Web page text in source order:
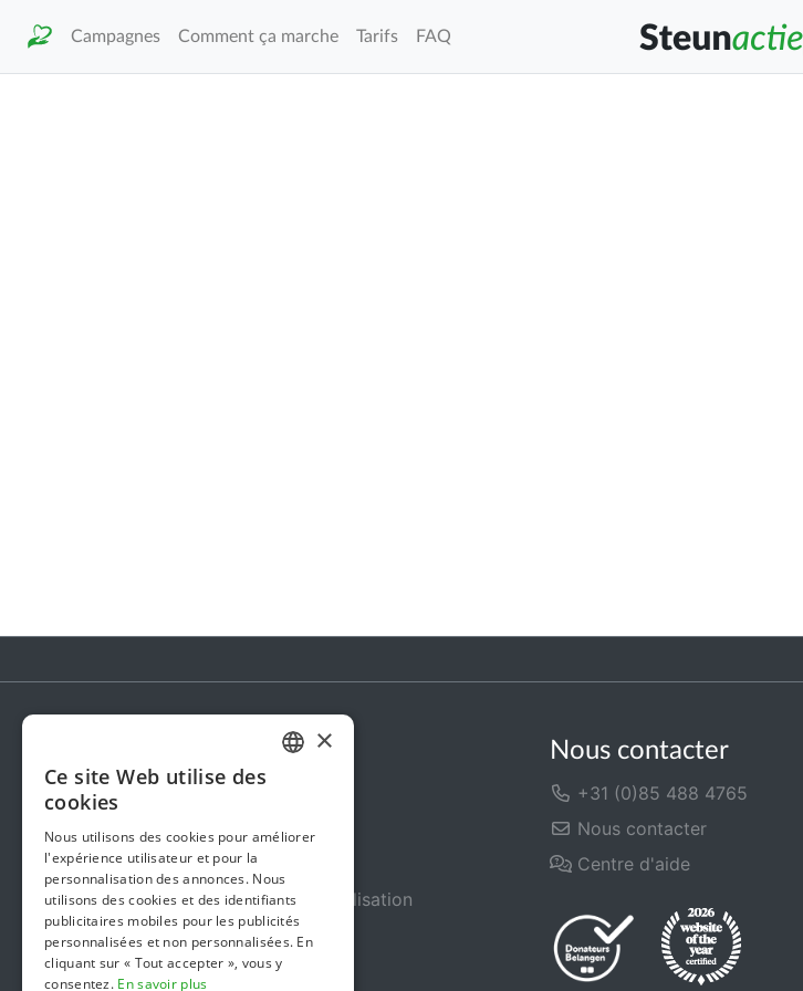
Campagnes Comment ça marche Tarifs FAQ
Dans les médias
Sécurité et fiabilité
Conditions Générales d’Utilisation
Confidentialité
Gestion des cookies
Nous contacter
+31 (0)85 488 4765
Nous contacter
Centre d'aide
×
Ce site Web utilise des
cookies
Nous utilisons des cookies pour améliorer
l'expérience utilisateur et pour la
personnalisation des annonces. Nous
utilisons des cookies et des identifiants
publicitaires mobiles pour les publicités
personnalisées et non personnalisées. En
cliquant sur « Tout accepter », vous y
consentez. En savoir plus